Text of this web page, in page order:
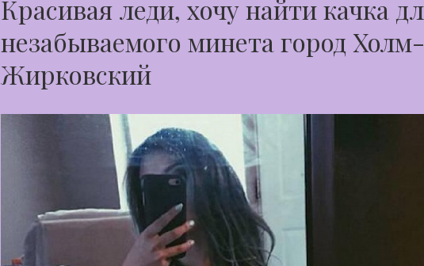
Красивая леди, хочу найти качка
незабываемого минета город Холм-
Жирковский